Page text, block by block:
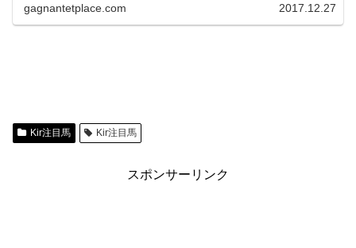
gagnantetplace.com 2017.12.27
Kir注目馬 Kir注目馬
スポンサーリンク